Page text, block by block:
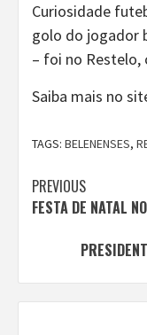
Curiosidade
golo do jogador
– foi no Restelo,
Saiba mais no
TAGS: BELENENSES,
Continue
Reading
PREVIOUS
FESTA DE NATAL